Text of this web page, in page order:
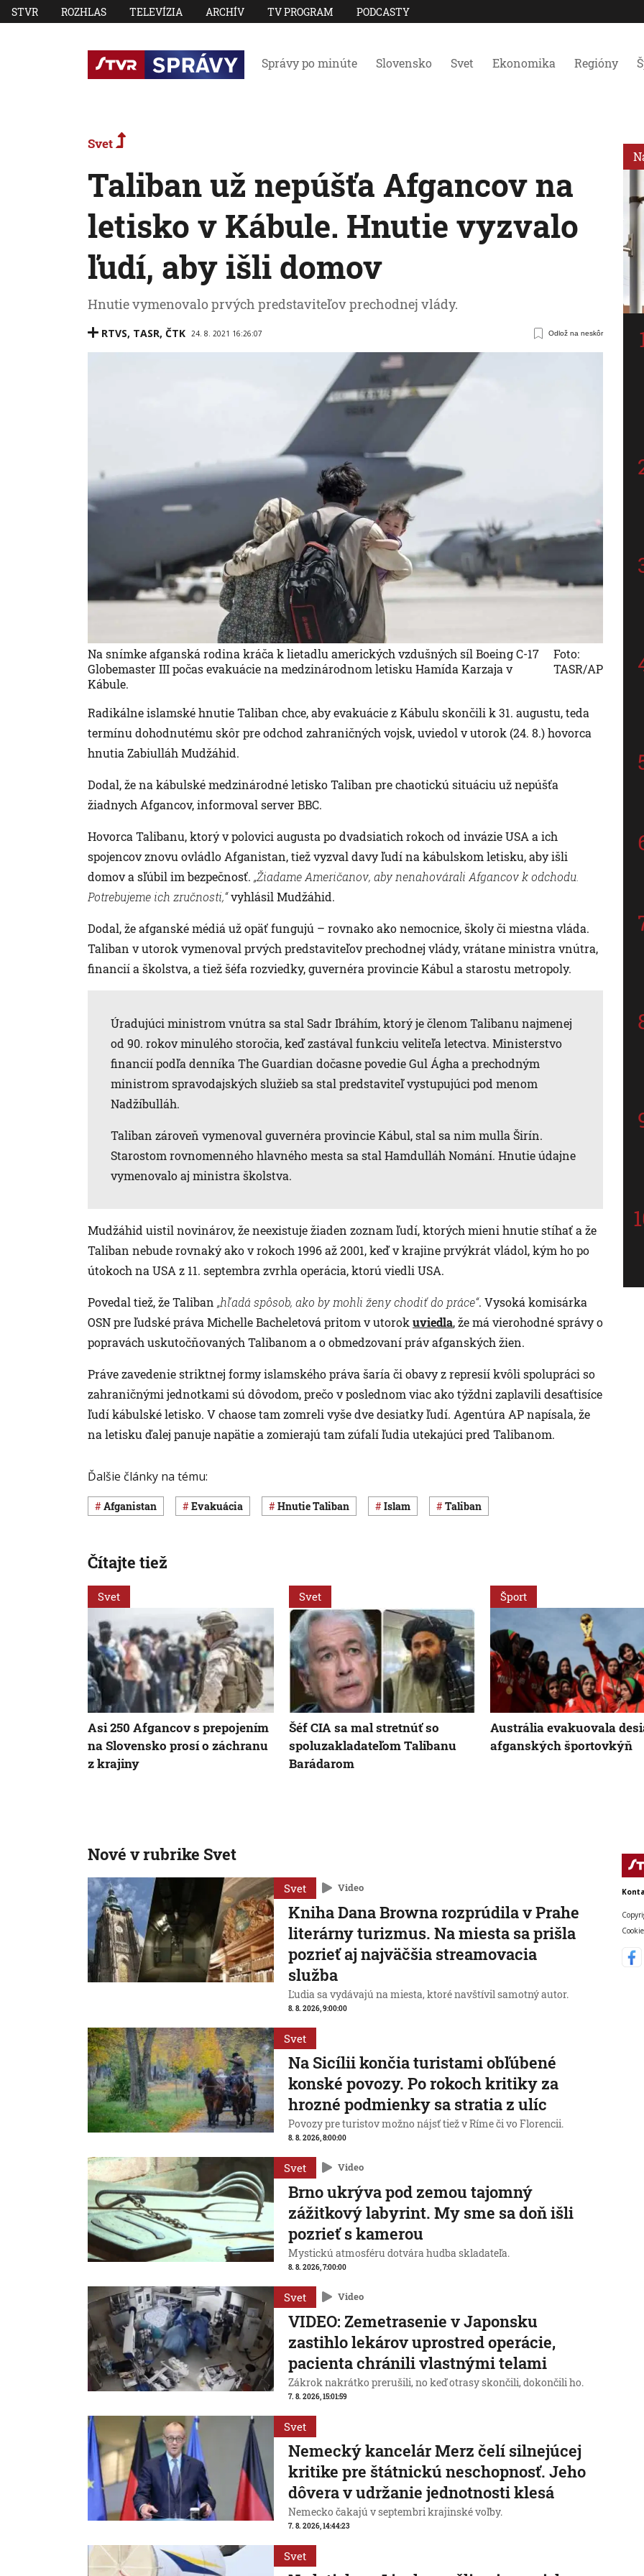
STVR ROZHLAS TELEVÍZIA ARCHÍV TV PROGRAM PODCASTY
Správy po minúte Slovensko Svet Ekonomika Regióny
Svet
Taliban už nepúšťa Afgancov na
letisko v Kábule. Hnutie vyzvalo
ľudí, aby išli domov
Hnutie vymenovalo prvých predstaviteľov prechodnej vlády.
RTVS, TASR, ČTK 24. 8. 2021 16:26:07 Odlož na neskôr
Na snímke afganská rodina kráča k lietadlu amerických vzdušných síl Boeing C-17
Globemaster III počas evakuácie na medzinárodnom letisku Hamída Karzaja v
Kábule.
Foto:
TASR/AP
Radikálne islamské hnutie Taliban chce, aby evakuácie z Kábulu skončili k 31. augustu, teda
termínu dohodnutému skôr pre odchod zahraničných vojsk, uviedol v utorok (24. 8.) hovorca
hnutia Zabiulláh Mudžáhid.
Dodal, že na kábulské medzinárodné letisko Taliban pre chaotickú situáciu už nepúšťa
žiadnych Afgancov, informoval server BBC.
Hovorca Talibanu, ktorý v polovici augusta po dvadsiatich rokoch od invázie USA a ich
spojencov znovu ovládlo Afganistan, tiež vyzval davy ľudí na kábulskom letisku, aby išli
domov a sľúbil im bezpečnosť. „Žiadame Američanov, aby nenahovárali Afgancov k odchodu.
Potrebujeme ich zručnosti,“vyhlásil Mudžáhid.
Dodal, že afganské médiá už opäť fungujú – rovnako ako nemocnice, školy či miestna vláda.
Taliban v utorok vymenoval prvých predstaviteľov prechodnej vlády, vrátane ministra vnútra,
financií a školstva, a tiež šéfa rozviedky, guvernéra provincie Kábul a starostu metropoly.
Úradujúci ministrom vnútra sa stal Sadr Ibráhím, ktorý je členom Talibanu najmenej
od 90. rokov minulého storočia, keď zastával funkciu veliteľa letectva. Ministerstvo
financií podľa denníka The Guardian dočasne povedie Gul Ágha a prechodným
ministrom spravodajských služieb sa stal predstaviteľ vystupujúci pod menom
Nadžíbulláh.
Taliban zároveň vymenoval guvernéra provincie Kábul, stal sa nim mulla Širín.
Starostom rovnomenného hlavného mesta sa stal Hamdulláh Nomání. Hnutie údajne
vymenovalo aj ministra školstva.
Mudžáhid uistil novinárov, že neexistuje žiaden zoznam ľudí, ktorých mieni hnutie stíhať a že
Taliban nebude rovnaký ako v rokoch 1996 až 2001, keď v krajine prvýkrát vládol, kým ho po
útokoch na USA z 11. septembra zvrhla operácia, ktorú viedli USA.
Povedal tiež, že Taliban „hľadá spôsob, ako by mohli ženy chodiť do práce“. Vysoká komisárka
OSN pre ľudské práva Michelle Bacheletová pritom v utorokuviedla, že má vierohodné správy o
popravách uskutočňovaných Talibanom a o obmedzovaní práv afganských žien.
Práve zavedenie striktnej formy islamského práva šaría či obavy z represií kvôli spolupráci so
zahraničnými jednotkami sú dôvodom, prečo v poslednom viac ako týždni zaplavili desaťtisíce
ľudí kábulské letisko. V chaose tam zomreli vyše dve desiatky ľudí. Agentúra AP napísala, že
na letisku ďalej panuje napätie a zomierajú tam zúfalí ľudia utekajúci pred Talibanom.
Ďalšie články na tému:
Afganistan evakuácia hnutie Taliban islam Taliban
Čítajte tiež
Svet
Asi 250 Afgancov s prepojením
na Slovensko prosí o záchranu
z krajiny
Svet
Šéf CIA sa mal stretnúť so
spoluzakladateľom Talibanu
Barádarom
Šport
Austrália evakuovala
afganských športovkýň
Nové v rubrike Svet
Svet Video
Kniha Dana Browna rozprúdila v Prahe
literárny turizmus. Na miesta sa prišla
pozrieť aj najväčšia streamovacia
služba
Ľudia sa vydávajú na miesta, ktoré navštívil samotný autor.
8. 8. 2026, 9:00:00
Svet
Na Sicílii končia turistami obľúbené
konské povozy. Po rokoch kritiky za
hrozné podmienky sa stratia z ulíc
Povozy pre turistov možno nájsť tiež v Ríme či vo Florencii.
8. 8. 2026, 8:00:00
Svet Video
Brno ukrýva pod zemou tajomný
zážitkový labyrint. My sme sa doň išli
pozrieť s kamerou
Mystickú atmosféru dotvára hudba skladateľa.
8. 8. 2026, 7:00:00
Svet Video
VIDEO: Zemetrasenie v Japonsku
zastihlo lekárov uprostred operácie,
pacienta chránili vlastnými telami
Zákrok nakrátko prerušili, no keď otrasy skončili, dokončili ho.
7. 8. 2026, 15:01:59
Svet
Nemecký kancelár Merz čelí silnejúcej
kritike pre štátnickú neschopnosť. Jeho
dôvera v udržanie jednotnosti klesá
Nemecko čakajú v septembri krajinské voľby.
7. 8. 2026, 14:44:23
Svet